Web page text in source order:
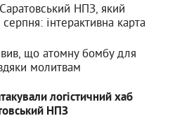
НПЗ, який
інтерактивна карта
що атомну бомбу для
молитвам
логістичний хаб
НПЗ